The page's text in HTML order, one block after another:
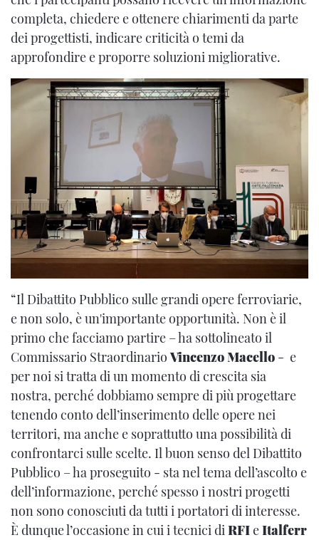
completa, chiedere e ottenere chiarimenti da parte
dei progettisti, indicare criticità o temi da
approfondire e proporre soluzioni migliorative.
“Il Dibattito Pubblico sulle grandi opere ferroviarie,
e non solo, è un'importante opportunità. Non è il
primo che facciamo partire – ha sottolineato il
Commissario StraordinarioVincenzo Macello - e
per noi si tratta di un momento di crescita sia
nostra, perché dobbiamo sempre di più progettare
tenendo conto dell’inserimento delle opere nei
territori, ma anche e soprattutto una possibilità di
confrontarci sulle scelte. Il buon senso del Dibattito
Pubblico – ha proseguito - sta nel tema dell’ascolto e
dell’informazione, perché spesso i nostri progetti
non sono conosciuti da tutti i portatori di interesse.
È dunque l’occasione in cui i tecnici diRFIeItalferr